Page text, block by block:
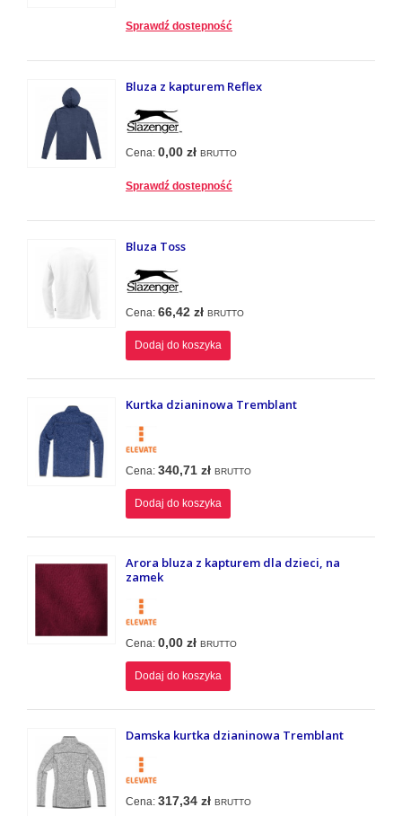
Sprawdź dostepność
Bluza z kapturem Reflex
Cena: 0,00 zł BRUTTO
Sprawdź dostepność
Bluza Toss
Cena: 66,42 zł BRUTTO
Dodaj do koszyka
Kurtka dzianinowa Tremblant
Cena: 340,71 zł BRUTTO
Dodaj do koszyka
Arora bluza z kapturem dla dzieci, na
zamek
Cena: 0,00 zł BRUTTO
Dodaj do koszyka
Damska kurtka dzianinowa Tremblant
Cena: 317,34 zł BRUTTO